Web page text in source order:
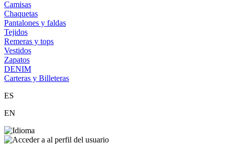
Camisas
Chaquetas
Pantalones y faldas
Tejidos
Remeras y tops
Vestidos
Zapatos
DENIM
Carteras y Billeteras
ES
EN